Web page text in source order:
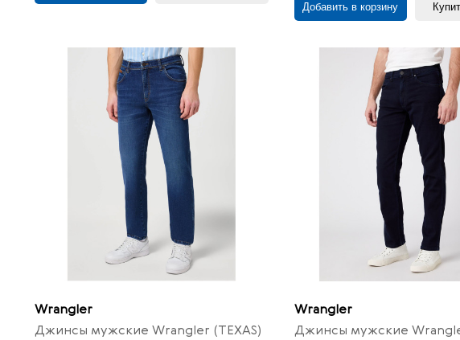
Добавить в корзину
Wrangler
Джинсы мужские Wrangler (TEXAS)
Wrangler
Джинсы мужские